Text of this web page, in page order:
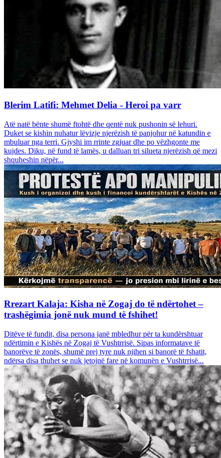
Blerim Latifi: Mehmet Delia - Heroi pa varr
Atë natë bënte shumë ftohtë dhe qentë nuk pushonin së lehuri.
Duket se kishin nuhatur lëvizje njerëzish të panjohur në katundin e
mbuluar nga terri. Gjyshi im rrinte zgjuar dhe po vëzhgonte me
kujdes. Diku, në fund të lamës, u dalluan tri silueta njerëzish që mezi
shquheshin nëpër...
Rrezart Kalaja: Kisha në Zogaj do të ndërtohet –
trashëgimia jonë nuk mund të fshihet!
Ditëve të fundit, disa persona janë mbledhur për ta kundërshtuar
ndërtimin e Kishës në Zogaj të Vushtrrisë. Sipas informatave të
banorëve të zonës, shumë prej tyre nuk njihen si banorë të fshatit,
ndërsa disa thuhet se nuk jetojnë fare në komunën e Vushtrrisë...